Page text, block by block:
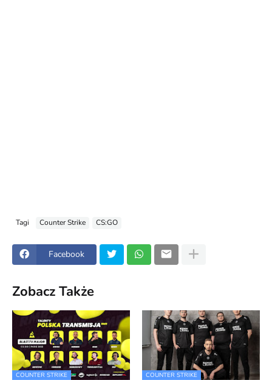
Tagi Counter Strike CS:GO
Facebook
Zobacz Także
COUNTER STRIKE COUNTER STRIKE